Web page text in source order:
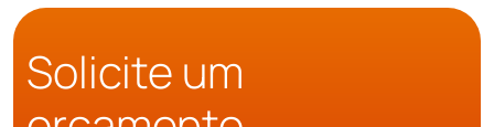
Solicite um